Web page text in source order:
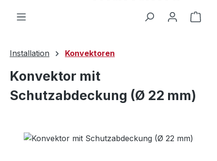
Installation Konvektoren
Konvektor mit
Schutzabdeckung (Ø 22 mm)
Bildergalerie überspringen